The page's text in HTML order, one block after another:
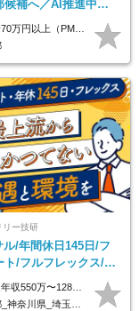
候補へ／AI推進中！
AI人材／年収800万円
リモート80％
ェーズ 月給53万円以上 ※想定年収636万円以上 ■PM/ディレクター（管理職・幹部候補） 月給70万円以上 ※想定年収840万円以上 ※単価の変動により給与も随時更新（完全単価連動型） ※育成枠については個人の経験・能力を考慮し決定 ※超過勤務については別途残業手当を支給 【固定残業代について】 なし（残業代は、実際の労働時間に応じて別途全額支給）
リー技研
ル/年間休日145日/フ
ト/フルフレックス/残
し/全国からの応募
暇あり
用期間3ヶ月（その間の給与・待遇に差異はありません）期間は短縮の可能性あり ※残業代は別途全額支給します 【★評価について★】 弊社では、1〜7の7段階からなる等級制を導入しています。 【★昇給の仕組み★】 等級が1段階上がるごとに、基本給の25％に相当する額が昇給されます。 評価は年2回実施されるため、年に2回の昇給チャンスがあります。 頑張りが正当に評価される、透明性の高い制度です。
木県_群馬県_新潟県_山梨県_長野県_富山県_石川県_福井県_静岡県_岐阜県_三重県_兵庫県_京都府_滋賀県_奈良県_和歌山県_広島県_岡山県_鳥取県_島根県_山口県_徳島県_香川県_愛媛県_高知県_福岡県_熊本県_佐賀県_長崎県_大分県_宮崎県_鹿児島県_沖縄県